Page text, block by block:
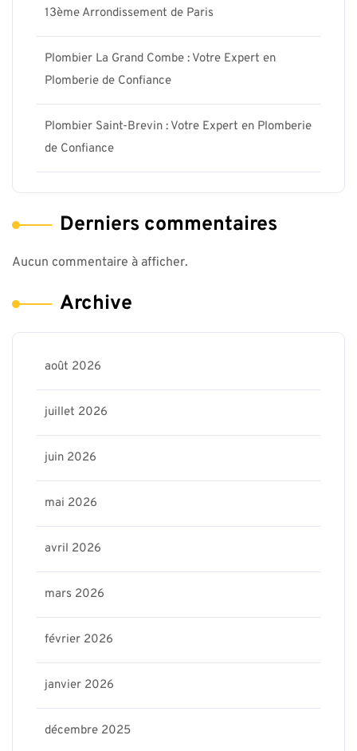
13ème Arrondissement de Paris
Plombier La Grand Combe : Votre Expert en
Plomberie de Confiance
Plombier Saint-Brevin : Votre Expert en Plomberie
de Confiance
Derniers commentaires
Aucun commentaire à afficher.
Archive
août 2026
juillet 2026
juin 2026
mai 2026
avril 2026
mars 2026
février 2026
janvier 2026
décembre 2025